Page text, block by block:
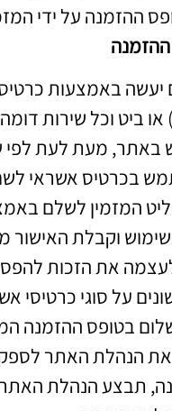
ההזמנה על ידי
באמצעות
באתר, מעת לעת
בכרטיס אשראי
המזמין לשלם
וקבלת האישור
את הזכות
על סוגי
בטופס ההזמנה
את הנהלת האתר
תבצע הנהלת